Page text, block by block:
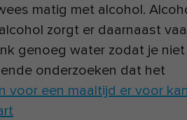
matig met alcohol.
zorgt er daarnaast
genoeg water zodat je
onderzoeken dat het
voor een maaltijd er voor